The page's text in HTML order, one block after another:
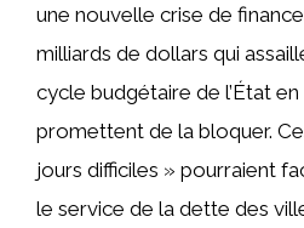
une nouvelle crise de
milliards de dollars qui
cycle budgétaire de l’État
promettent de la bloquer.
jours difficiles » pourraient
le service de la dette des